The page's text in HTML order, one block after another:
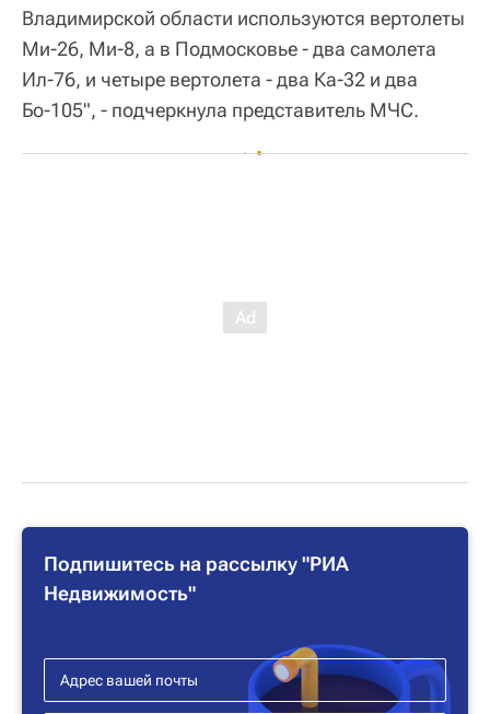
Владимирской области используются вертолеты
Ми-26, Ми-8, а в Подмосковье - два самолета
Ил-76, и четыре вертолета - два Ка-32 и два
Бо-105", - подчеркнула представитель МЧС.
Подпишитесь на рассылку "РИА
Недвижимость"